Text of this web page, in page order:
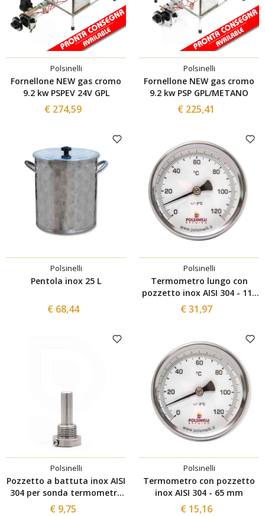
Polsinelli
Fornellone NEW gas cromo
9.2 kw PSPEV 24V GPL
€ 274,59
Polsinelli
Fornellone NEW gas cromo
9.2 kw PSP GPL/METANO
€ 225,41
Polsinelli
Pentola inox 25 L
€ 68,44
Polsinelli
Termometro lungo con
pozzetto inox AISI 304 - 115
mm
€ 31,97
Polsinelli
Pozzetto a battuta inox AISI
304 per sonda termometro
65 inox
€ 9,75
Polsinelli
Termometro con pozzetto
inox AISI 304 - 65 mm
€ 15,16